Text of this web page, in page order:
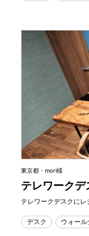
東京都・mori様
テレワーク
テレワークデスクにレ
デスク ウォール